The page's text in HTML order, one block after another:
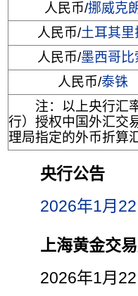
人民币/挪威克
人民币/土耳其里
人民币/墨西哥比
人民币/泰铢
注：以上央行汇
行）授权中国外汇交
理局指定的外币折算
央行公告
2026年1月
上海黄金交
2026年1月22